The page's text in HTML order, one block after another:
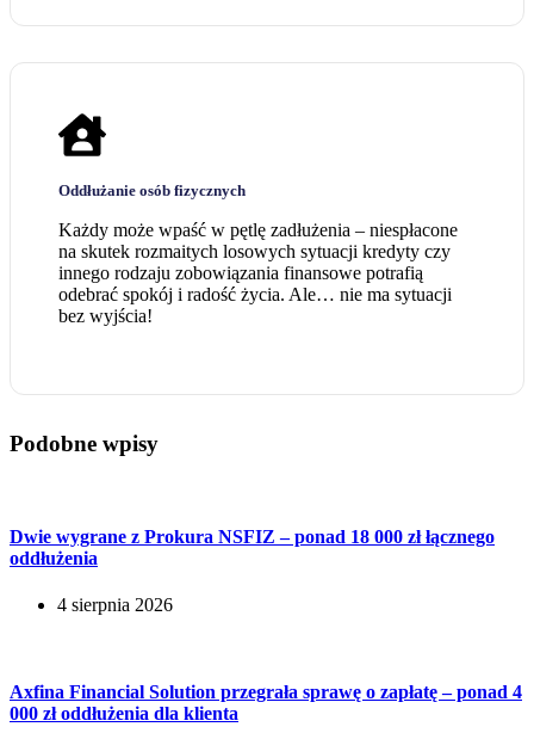
Oddłużanie osób fizycznych
Każdy może wpaść w pętlę zadłużenia – niespłacone
na skutek rozmaitych losowych sytuacji kredyty czy
innego rodzaju zobowiązania finansowe potrafią
odebrać spokój i radość życia. Ale… nie ma sytuacji
bez wyjścia!
Podobne wpisy
Dwie wygrane z Prokura NSFIZ – ponad 18 000 zł łącznego
oddłużenia
4 sierpnia 2026
Axfina Financial Solution przegrała sprawę o zapłatę – ponad 4
000 zł oddłużenia dla klienta